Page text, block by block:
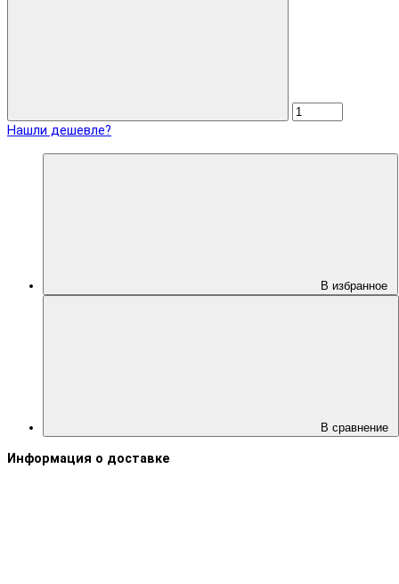
Нашли дешевле?
В избранное
В сравнение
Информация о доставке